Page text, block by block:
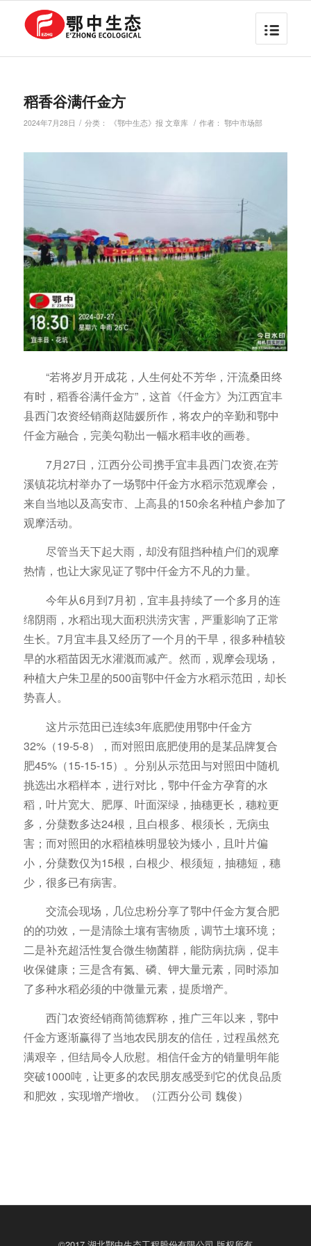
稻香谷满仟金方
2024年7月28日 / 分类： 《鄂中生态》报 文章库 / 作者： 鄂中市场部
“若将岁月开成花，人生何处不芳华，汗流桑田终
有时，稻香谷满仟金方”，这首《仟金方》为江西宜丰
县西门农资经销商赵陆媛所作，将农户的辛勤和鄂中
仟金方融合，完美勾勒出一幅水稻丰收的画卷。
7月27日，江西分公司携手宜丰县西门农资,在芳
溪镇花坑村举办了一场鄂中仟金方水稻示范观摩会，
来自当地以及高安市、上高县的150余名种植户参加了
观摩活动。
尽管当天下起大雨，却没有阻挡种植户们的观摩
热情，也让大家见证了鄂中仟金方不凡的力量。
今年从6月到7月初，宜丰县持续了一个多月的连
绵阴雨，水稻出现大面积洪涝灾害，严重影响了正常
生长。7月宜丰县又经历了一个月的干旱，很多种植较
早的水稻苗因无水灌溉而减产。然而，观摩会现场，
种植大户朱卫星的500亩鄂中仟金方水稻示范田，却长
势喜人。
这片示范田已连续3年底肥使用鄂中仟金方
32%（19-5-8），而对照田底肥使用的是某品牌复合
肥45%（15-15-15）。分别从示范田与对照田中随机
挑选出水稻样本，进行对比，鄂中仟金方孕育的水
稻，叶片宽大、肥厚、叶面深绿，抽穗更长，穗粒更
多，分蘖数多达24根，且白根多、根须长，无病虫
害；而对照田的水稻植株明显较为矮小，且叶片偏
小，分蘖数仅为15根，白根少、根须短，抽穗短，穗
少，很多已有病害。
交流会现场，几位忠粉分享了鄂中仟金方复合肥
的的功效，一是清除土壤有害物质，调节土壤环境；
二是补充超活性复合微生物菌群，能防病抗病，促丰
收保健康；三是含有氮、磷、钾大量元素，同时添加
了多种水稻必须的中微量元素，提质增产。
西门农资经销商简德辉称，推广三年以来，鄂中
仟金方逐渐赢得了当地农民朋友的信任，过程虽然充
满艰辛，但结局令人欣慰。相信仟金方的销量明年能
突破1000吨，让更多的农民朋友感受到它的优良品质
和肥效，实现增产增收。（江西分公司 魏俊）